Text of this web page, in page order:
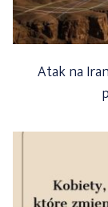
Atak na